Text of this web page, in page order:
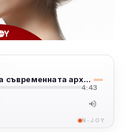
Големите имена на съвременната архитектура - Ренцо Пиано
4:43
N-JOY